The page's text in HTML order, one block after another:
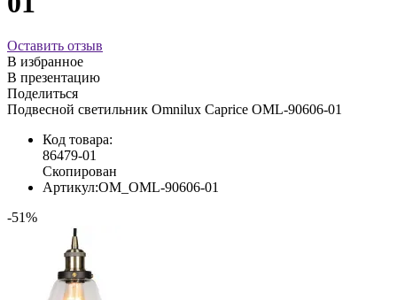
Оставить отзыв
В избранное
В презентацию
Поделиться
Подвесной светильник Omnilux Caprice OML-90606-01
Код товара:
86479-01
Скопирован
Артикул:OM_OML-90606-01
-51%